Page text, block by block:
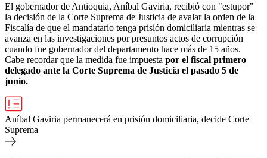
El gobernador de Antioquia, Aníbal Gaviria, recibió con "estupor"
la decisión de la Corte Suprema de Justicia de avalar la orden de la
Fiscalía de que el mandatario tenga prisión domiciliaria mientras se
avanza en las investigaciones por presuntos actos de corrupción
cuando fue gobernador del departamento hace más de 15 años.
Cabe recordar que la medida fue impuesta por el fiscal primero
delegado ante la Corte Suprema de Justicia el pasado 5 de
junio.
Aníbal Gaviria permanecerá en prisión domiciliaria, decide Corte
Suprema